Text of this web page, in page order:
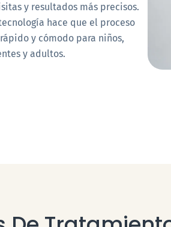
y resultados más precisos.
hace que el proceso
y cómodo para niños,
y adultos.